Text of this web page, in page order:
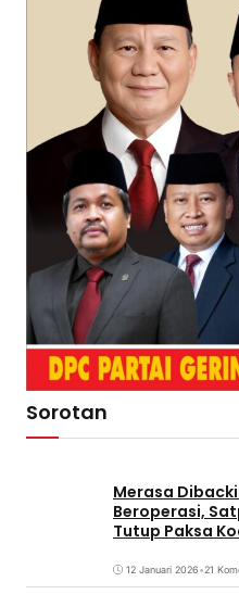
Sorotan
Merasa
Beroperasi,
Tutup Paksa
12 Januari 2026•21